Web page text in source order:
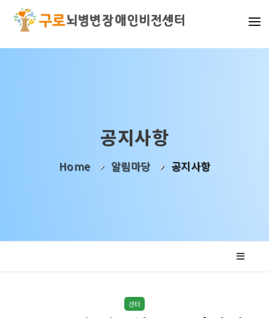
기관소개
공지사항
Home 알림마당 공지사항
센터